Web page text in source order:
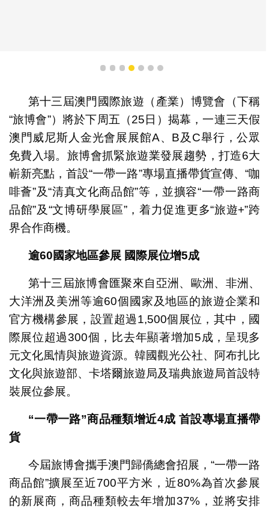
1 2 3 4 5 6 7
第十三屆澳門國際旅遊（產業）博覽會（下稱
“旅博會”）將於下周五（25日）揭幕，一連三天假
澳門威尼斯人金光會展展館A、B及C舉行，公眾
免費入場。旅博會抓緊旅遊業發展趨勢，打造6大
嶄新亮點，首設“一帶一路”專場直播帶貨宣傳、“咖
啡薈”及“清真文化商品館”等，並擴容“一帶一路商
品館”及“文博研學展區”，着力促進更多“旅遊+”跨
界合作商機。
逾60國家地區參展 國際展位增5成
第十三屆旅博會匯聚來自亞洲、歐洲、非洲、
大洋洲及美洲等逾60個國家及地區的旅遊企業和
官方機構參展，設置超過1,500個展位，其中，國
際展位超過300個，比去年顯著增加5成，呈現多
元文化風情與旅遊資源。韓國觀光公社、阿布扎比
文化與旅遊部、卡塔爾旅遊局及瑞典旅遊局首設特
裝展位參展。
“一帶一路”商品種類增近4成 首設專場直播帶
貨
今屆旅博會攜手澳門歸僑總會招展，“一帶一路
商品館”擴展至近700平方米，近80%為首次參展
的新展商，商品種類較去年增加37%，並將安排